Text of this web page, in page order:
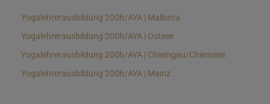
Yogalehrerausbildung 200h/AYA | Mallorca
Yogalehrerausbildung 200h/AYA | Ostsee
Yogalehrerausbildung 200h/AYA | Chiemgau/Chiemsee
Yogalehrerausbildung 200h/AYA | Mainz